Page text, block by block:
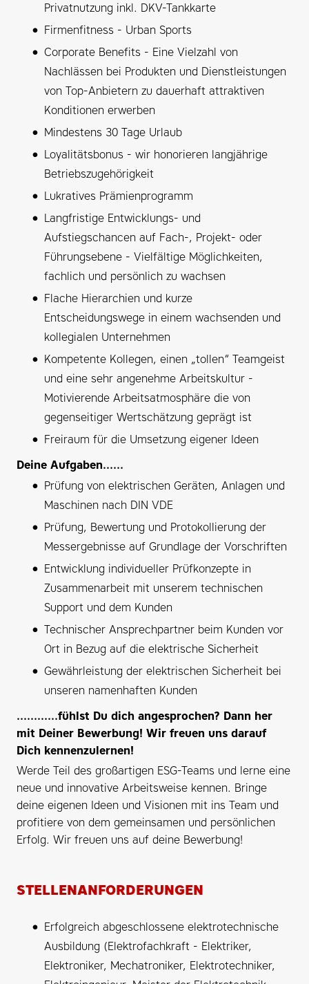
Privatnutzung inkl. DKV-Tankkarte
Firmenfitness - Urban Sports
Corporate Benefits - Eine Vielzahl von
Nachlässen bei Produkten und Dienstleistungen
von Top-Anbietern zu dauerhaft attraktiven
Konditionen erwerben
Mindestens 30 Tage Urlaub
Loyalitätsbonus - wir honorieren langjährige
Betriebszugehörigkeit
Lukratives Prämienprogramm
Langfristige Entwicklungs- und
Aufstiegschancen auf Fach-, Projekt- oder
Führungsebene - Vielfältige Möglichkeiten,
fachlich und persönlich zu wachsen
Flache Hierarchien und kurze
Entscheidungswege in einem wachsenden und
kollegialen Unternehmen
Kompetente Kollegen, einen „tollen“ Teamgeist
und eine sehr angenehme Arbeitskultur -
Motivierende Arbeitsatmosphäre die von
gegenseitiger Wertschätzung geprägt ist
Freiraum für die Umsetzung eigener Ideen
Deine Aufgaben......
Prüfung von elektrischen Geräten, Anlagen und
Maschinen nach DIN VDE
Prüfung, Bewertung und Protokollierung der
Messergebnisse auf Grundlage der Vorschriften
Entwicklung individueller Prüfkonzepte in
Zusammenarbeit mit unserem technischen
Support und dem Kunden
Technischer Ansprechpartner beim Kunden vor
Ort in Bezug auf die elektrische Sicherheit
Gewährleistung der elektrischen Sicherheit bei
unseren namenhaften Kunden
............fühlst Du dich angesprochen? Dann her
mit Deiner Bewerbung! Wir freuen uns darauf
Dich kennenzulernen!
Werde Teil des großartigen ESG-Teams und lerne eine
neue und innovative Arbeitsweise kennen. Bringe
deine eigenen Ideen und Visionen mit ins Team und
profitiere von dem gemeinsamen und persönlichen
Erfolg. Wir freuen uns auf deine Bewerbung!
STELLENANFORDERUNGEN
Erfolgreich abgeschlossene elektrotechnische
Ausbildung (Elektrofachkraft - Elektriker,
Elektroniker, Mechatroniker, Elektrotechniker,